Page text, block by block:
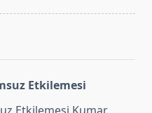
Etkilemesi